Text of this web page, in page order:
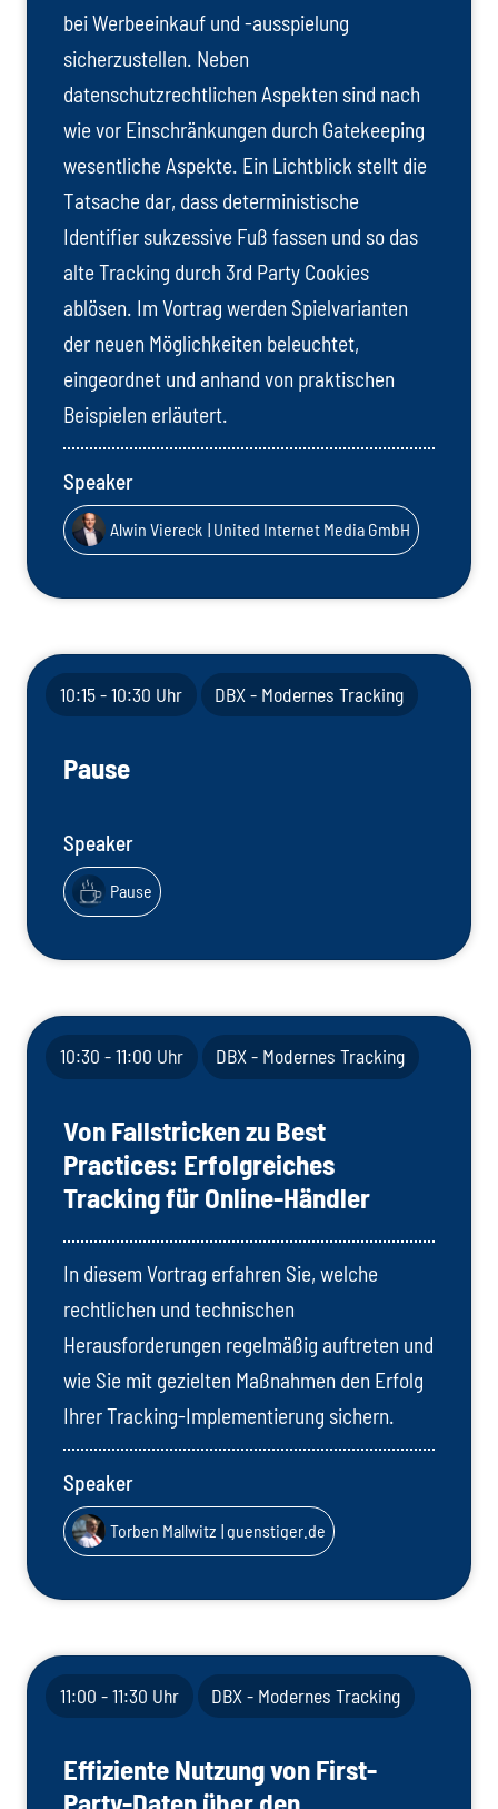
bei Werbeeinkauf und -ausspielung
sicherzustellen. Neben
datenschutzrechtlichen Aspekten sind nach
wie vor Einschränkungen durch Gatekeeping
wesentliche Aspekte. Ein Lichtblick stellt die
Tatsache dar, dass deterministische
Identifier sukzessive Fuß fassen und so das
alte Tracking durch 3rd Party Cookies
ablösen. Im Vortrag werden Spielvarianten
der neuen Möglichkeiten beleuchtet,
eingeordnet und anhand von praktischen
Beispielen erläutert.
Speaker
Alwin Viereck | United Internet Media GmbH
10:15 - 10:30 Uhr DBX - Modernes Tracking
Pause
Speaker
Pause
10:30 - 11:00 Uhr DBX - Modernes Tracking
Von Fallstricken zu Best
Practices: Erfolgreiches
Tracking für Online-Händler
In diesem Vortrag erfahren Sie, welche
rechtlichen und technischen
Herausforderungen regelmäßig auftreten und
wie Sie mit gezielten Maßnahmen den Erfolg
Ihrer Tracking-Implementierung sichern.
Speaker
Torben Mallwitz | guenstiger.de
11:00 - 11:30 Uhr DBX - Modernes Tracking
Effiziente Nutzung von First-